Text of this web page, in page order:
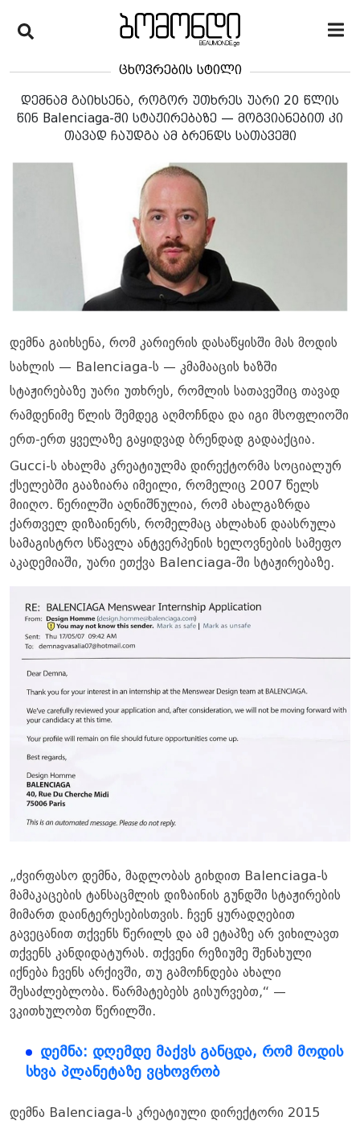
ცხოვრების სტილი
დემნამ გაიხსენა, როგორ უთხრეს უარი 20 წლის
წინ Balenciaga-ში სტაჟირებაზე — მოგვიანებით კი
თავად ჩაუდგა ამ ბრენდს სათავეში
დემნა გაიხსენა, რომ კარიერის დასაწყისში მას მოდის
სახლის — Balenciaga-ს — კმამააცის ხაზში
სტაჟირებაზე უარი უთხრეს, რომლის სათავეშიც თავად
რამდენიმე წლის შემდეგ აღმოჩნდა და იგი მსოფლიოში
ერთ-ერთ ყველაზე გაყიდვად ბრენდად გადააქცია.
Gucci-ს ახალმა კრეატიულმა დირექტორმა სოციალურ
ქსელებში გააზიარა იმეილი, რომელიც 2007 წელს
მიიღო. წერილში აღნიშნულია, რომ ახალგაზრდა
ქართველ დიზაინერს, რომელმაც ახლახან დაასრულა
სამაგისტრო სწავლა ანტვერპენის ხელოვნების სამეფო
აკადემიაში, უარი ეთქვა Balenciaga-ში სტაჟირებაზე.
„ძვირფასო დემნა, მადლობას გიხდით Balenciaga-ს
მამაკაცების ტანსაცმლის დიზაინის გუნდში სტაჟირების
მიმართ დაინტერესებისთვის. ჩვენ ყურადღებით
გავეცანით თქვენს წერილს და ამ ეტაპზე არ ვიხილავთ
თქვენს კანდიდატურას. თქვენი რეზიუმე შენახული
იქნება ჩვენს არქივში, თუ გამოჩნდება ახალი
შესაძლებლობა. წარმატებებს გისურვებთ,“ —
ვკითხულობთ წერილში.
დემნა: დღემდე მაქვს განცდა, რომ მოდის
სხვა პლანეტაზე ვცხოვრობ
დემნა Balenciaga-ს კრეატიული დირექტორი 2015